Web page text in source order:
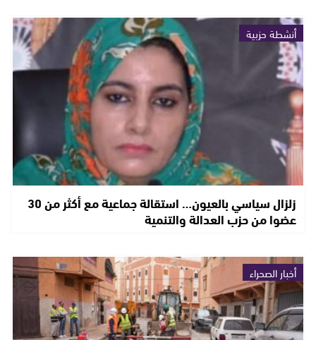
أنشطة حزبية
زلزال سياسي بالعيون… استقالة جماعية مع أكثر من 30
عضوا من حزب العدالة والتنمية
أخبار الصحراء